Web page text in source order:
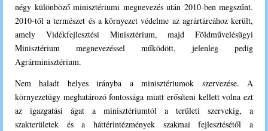
négy különböző minisztériumi megnevezés után 2010-ben megszűnt.
2010-től a természet és a környezet védelme az agrártárcához került,
amely Vidékfejlesztési Minisztérium, majd Földművelésügyi
Minisztérium megnevezéssel működött, jelenleg pedig
Agrárminisztérium.
Nem haladt helyes irányba a minisztériumok szervezése. A
környezetügy meghatározó fontossága miatt erősíteni kellett volna ezt
az igazgatási ágat a minisztériumtól a területi szervekig, a
szakterületek és a háttérintézmények szakmai fejlesztésétől a